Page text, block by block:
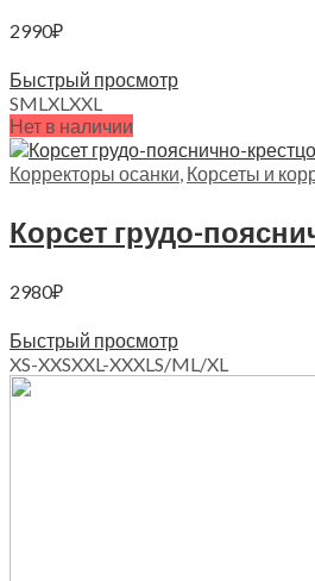
2990₽
Быстрый просмотр
SMLXLXXL
Нет в наличии
Корректоры осанки, Корсеты и
2980₽
Быстрый просмотр
XS-XXSXXL-XXXLS/ML/XL